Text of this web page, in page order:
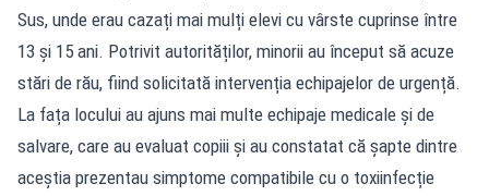
Sus, unde erau cazați mai mulți elevi cu vârste cuprinse între
13 și 15 ani. Potrivit autorităților, minorii au început să acuze
stări de rău, fiind solicitată intervenția echipajelor de urgență.
La fața locului au ajuns mai multe echipaje medicale și de
salvare, care au evaluat copiii și au constatat că șapte dintre
aceștia prezentau simptome compatibile cu o toxiinfecție